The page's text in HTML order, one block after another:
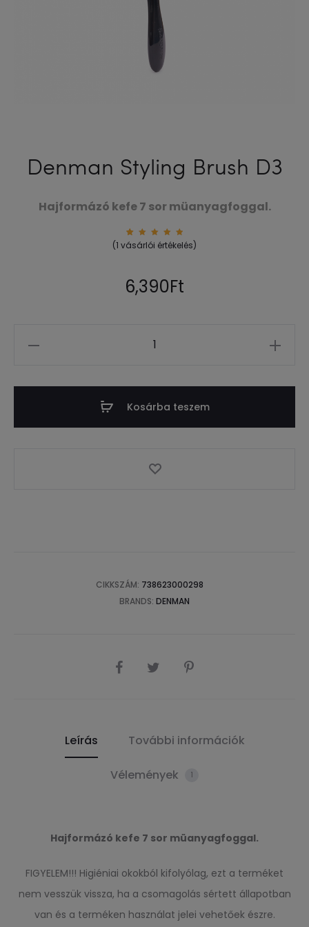
Denman Styling Brush D3
Hajformázó kefe 7 sor müanyagfoggal.
Értékel
és
1
alapján
(1 vásárlói értékelés)
6,390Ft
Kosárba teszem
CIKKSZÁM: 738623000298
BRANDS: DENMAN
SHARE
Leírás További információk
Vélemények 1
Hajformázó kefe 7 sor müanyagfoggal.
FIGYELEM!!! Higiéniai okokból kifolyólag, ezt a terméket
nem vesszük vissza, ha a csomagolás sértett állapotban
van és a terméken használat jelei vehetőek észre.